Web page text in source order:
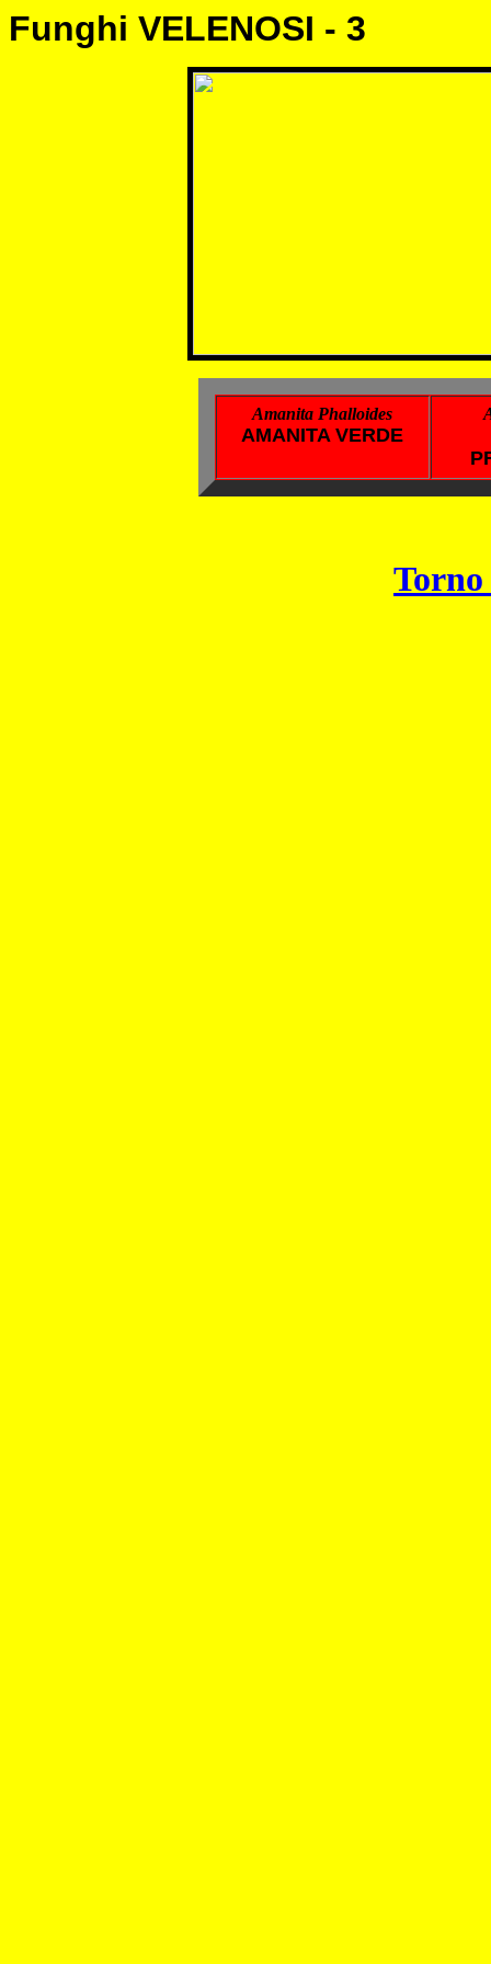
Funghi VELENOSI - 3
Amanita Phalloides
AMANITA VERDE
Torno